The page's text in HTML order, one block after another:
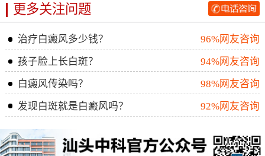
更多关注问题
治疗白癜风多少钱？
96%网友咨询
孩子脸上长白斑？
94%网友咨询
白癜风传染吗？
98%网友咨询
发现白斑就是白癜风吗？
92%网友咨询